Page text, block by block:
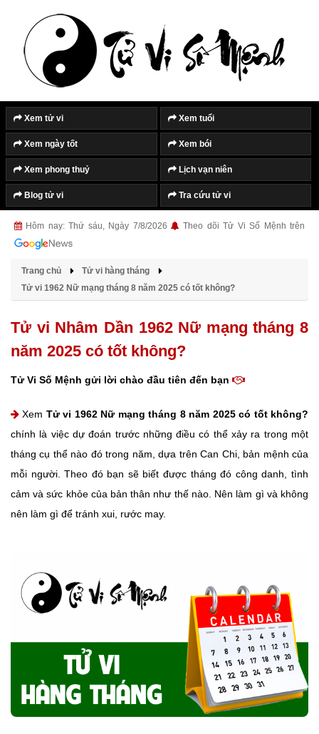
Xem tử vi Xem tuổi
Xem ngày tốt Xem bói
Xem phong thuỷ Lịch vạn niên
Blog tử vi Tra cứu tử vi
Hôm nay: Thứ sáu, Ngày 7/8/2026 Theo dõi Tử Vi Số Mệnh trên
Trang chủ
Tử vi hàng tháng
Tử vi 1962 Nữ mạng tháng 8 năm 2025 có tốt không?
Tử vi Nhâm Dần 1962 Nữ mạng tháng 8
năm 2025 có tốt không?
Tử Vi Số Mệnh gửi lời chào đầu tiên đến bạn
Xem Tử vi 1962 Nữ mạng tháng 8 năm 2025 có tốt không?
chính là việc dự đoán trước những điều có thể xảy ra trong một
tháng cụ thể nào đó trong năm, dựa trên Can Chi, bản mệnh của
mỗi người. Theo đó bạn sẽ biết được tháng đó công danh, tình
cảm và sức khỏe của bản thân như thế nào. Nên làm gì và không
nên làm gì để tránh xui, rước may.